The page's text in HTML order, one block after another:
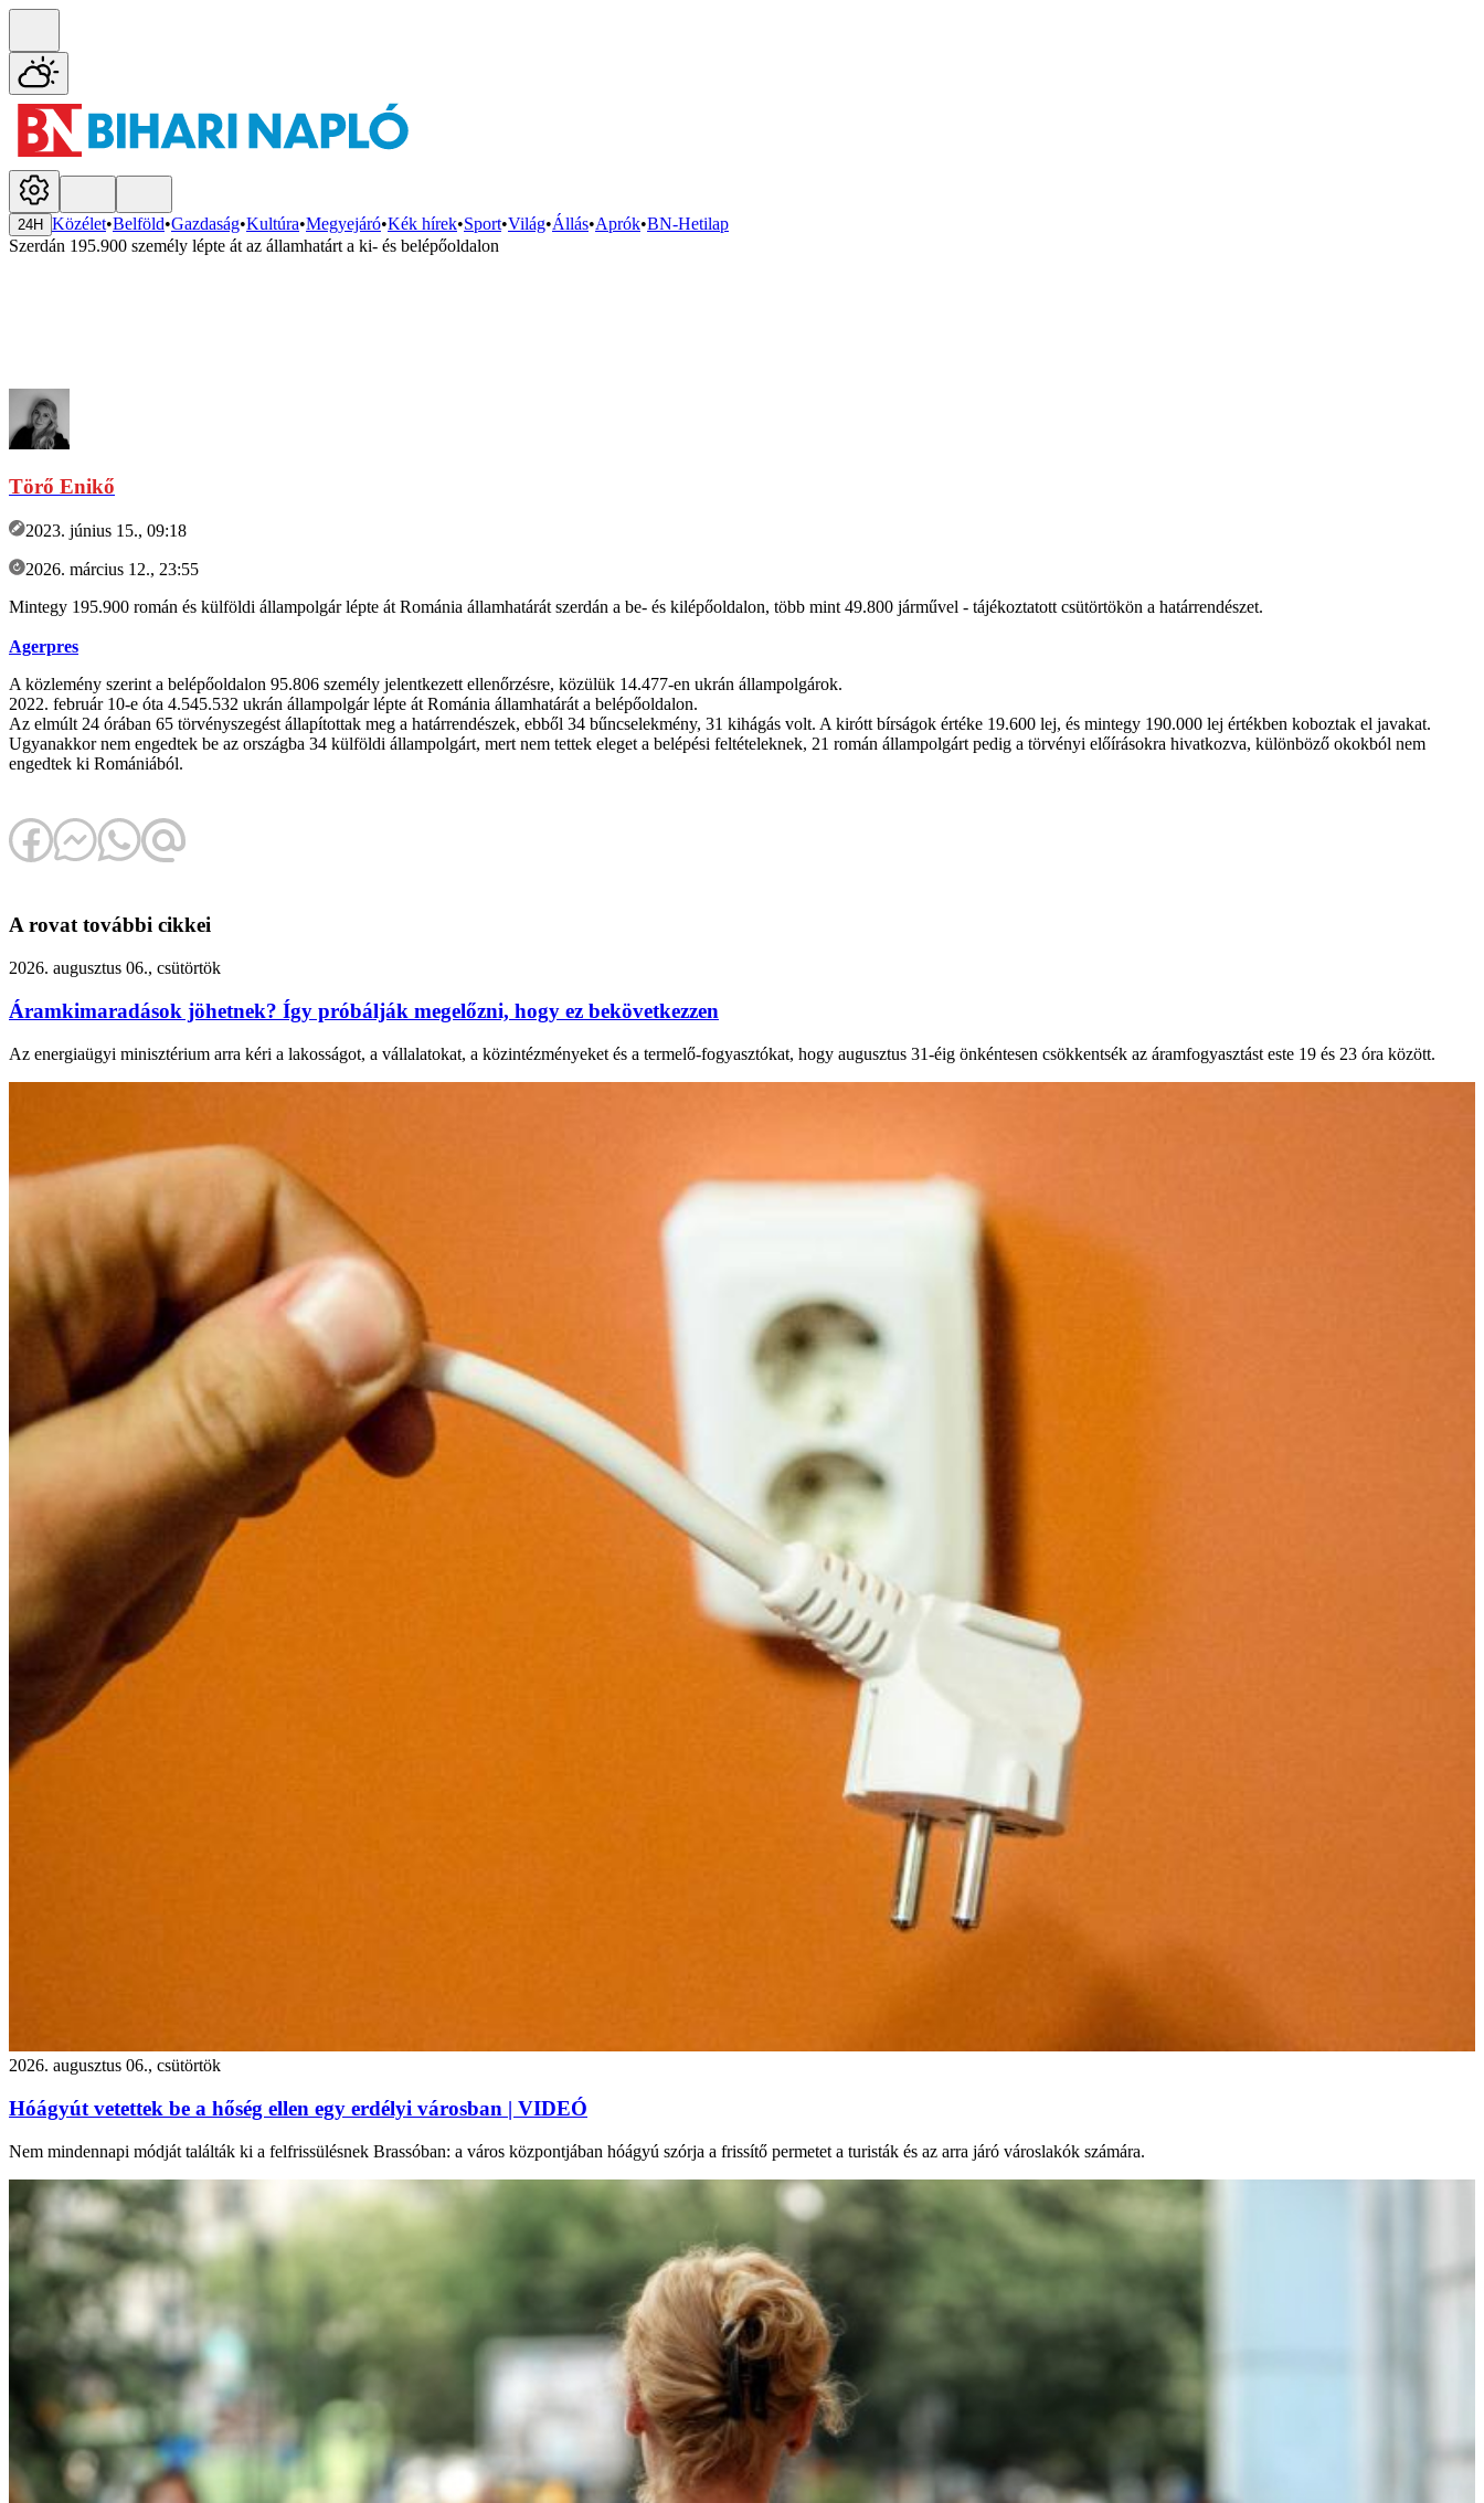
24H Közélet•Belföld•Gazdaság•Kultúra•Megyejáró•Kék hírek•Sport•Világ•Állás•Aprók•BN-Hetilap
Szerdán 195.900 személy lépte át az államhatárt a ki- és belépőoldalon
Törő Enikő
2023. június 15., 09:18
2026. március 12., 23:55
Mintegy 195.900 román és külföldi állampolgár lépte át Románia államhatárát szerdán a be- és kilépőoldalon, több mint 49.800 járművel - tájékoztatott csütörtökön a határrendészet.
Agerpres
A közlemény szerint a belépőoldalon 95.806 személy jelentkezett ellenőrzésre, közülük 14.477-en ukrán állampolgárok.
2022. február 10-e óta 4.545.532 ukrán állampolgár lépte át Románia államhatárát a belépőoldalon.
Az elmúlt 24 órában 65 törvényszegést állapítottak meg a határrendészek, ebből 34 bűncselekmény, 31 kihágás volt. A kirótt bírságok értéke 19.600 lej, és mintegy 190.000 lej értékben koboztak el javakat.
Ugyanakkor nem engedtek be az országba 34 külföldi állampolgárt, mert nem tettek eleget a belépési feltételeknek, 21 román állampolgárt pedig a törvényi előírásokra hivatkozva, különböző okokból nem
engedtek ki Romániából.
A rovat további cikkei
2026. augusztus 06., csütörtök
Áramkimaradások jöhetnek? Így próbálják megelőzni, hogy ez bekövetkezzen
Az energiaügyi minisztérium arra kéri a lakosságot, a vállalatokat, a közintézményeket és a termelő-fogyasztókat, hogy augusztus 31-éig önkéntesen csökkentsék az áramfogyasztást este 19 és 23 óra között.
2026. augusztus 06., csütörtök
Hóágyút vetettek be a hőség ellen egy erdélyi városban | VIDEÓ
Nem mindennapi módját találták ki a felfrissülésnek Brassóban: a város központjában hóágyú szórja a frissítő permetet a turisták és az arra járó városlakók számára.